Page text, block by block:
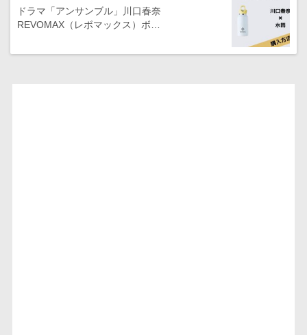
ドラマ「アンサンブル」川口春奈
REVOMAX（レボマックス）ボ…